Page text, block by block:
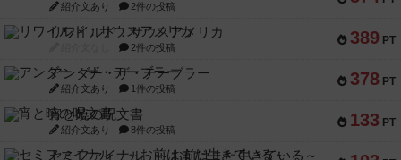
紹介文あり 2件の投稿
389 PT
リワイルド：サウスアメリカ
2件の投稿
378 PT
アンダー・ザ・テーブラー
紹介文あり 1件の投稿
133 PT
宵と暁の呪文書
紹介文あり 8件の投稿
セミファイナル ～お前はまだ生きている～